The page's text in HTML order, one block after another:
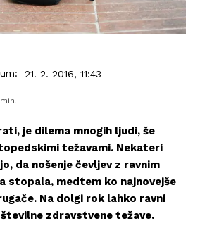
21. 2. 2016, 11:43
min.
je dilema mnogih ljudi, še
težavami. Nekateri
da nošenje čevljev z ravnim
stopala, medtem ko najnovejše
Na dolgi rok lahko ravni
zdravstvene težave.